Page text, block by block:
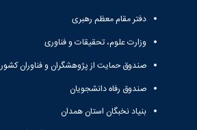
دفتر مقام معظم رهبری
وزارت علوم، تحقیقات و فناوری
صندوق حمایت از پژوهشگران و فناوران کشور
صندوق رفاه دانشجویان
بنیاد نخبگان استان همدان